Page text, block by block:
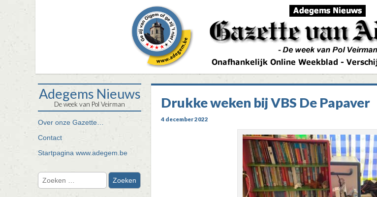
Adegems Nieuws
De week van Pol Veirman
Hoofdmenu
Ga
naar
de
Over onze Gazette…
Contact
Startpagina www.adegem.be
Zoeken
naar:
Drukke weken bij VBS De Papaver
4 december 2022